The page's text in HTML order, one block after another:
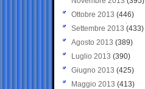
Ottobre 2013 (446)
Settembre 2013 (433)
Agosto 2013 (389)
Luglio 2013 (390)
Giugno 2013 (425)
Maggio 2013 (413)